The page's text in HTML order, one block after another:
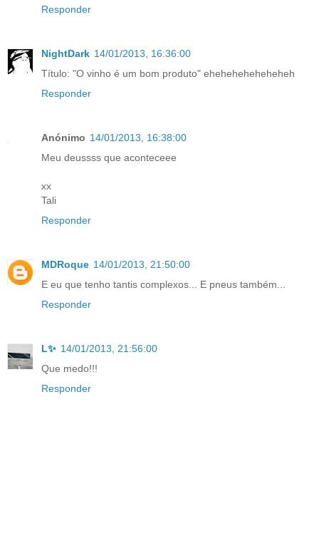
Responder
NightDark 14/01/2013, 16:36:00
Título: "O vinho é um bom produto" eheheheheheheheh
Responder
Anónimo 14/01/2013, 16:38:00
Meu deussss que aconteceee
xx
Tali
Responder
MDRoque 14/01/2013, 21:50:00
E eu que tenho tantis complexos... E pneus também...
Responder
L✨ 14/01/2013, 21:56:00
Que medo!!!
Responder